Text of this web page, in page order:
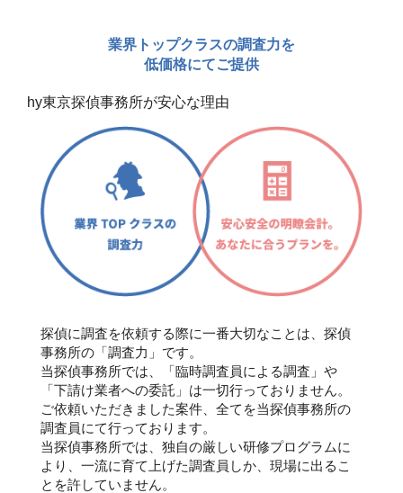
業界トップクラスの調査力を
低価格にてご提供
hy東京探偵事務所が安心な理由
探偵に調査を依頼する際に一番大切なことは、探偵
事務所の「調査力」です。
当探偵事務所では、「臨時調査員による調査」や
「下請け業者への委託」は一切行っておりません。
ご依頼いただきました案件、全てを当探偵事務所の
調査員にて行っております。
当探偵事務所では、独自の厳しい研修プログラムに
より、一流に育て上げた調査員しか、現場に出るこ
とを許していません。